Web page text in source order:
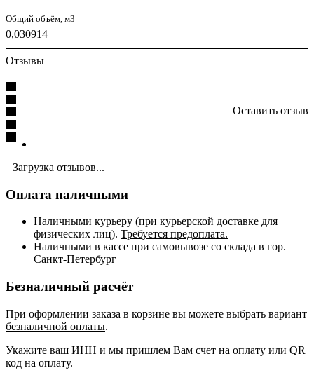
Общий объём, м3
0,030914
Отзывы
Оставить отзыв
Загрузка отзывов...
Оплата наличными
Наличными курьеру (при курьерской доставке для
физических лиц). Требуется предоплата.
Наличными в кассе при самовывозе со склада в гор.
Санкт-Петербург
Безналичный расчёт
При оформлении заказа в корзине вы можете выбрать вариант
безналичной оплаты.
Укажите ваш ИНН и мы пришлем Вам счет на оплату или QR
код на оплату.